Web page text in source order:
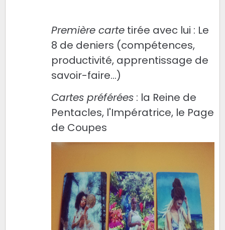
Première cartetirée avec lui : Le
8 de deniers (compétences,
productivité, apprentissage de
savoir-faire...)
Cartes préférées: la Reine de
Pentacles, l'Impératrice, le Page
de Coupes